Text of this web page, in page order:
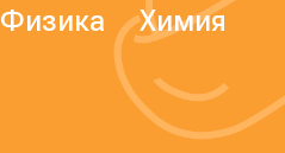
Физика Химия